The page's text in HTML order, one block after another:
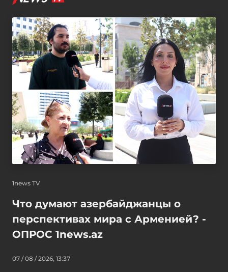
1news TV
Что думают азербайджанцы о
перспективах мира с Арменией? -
ОПРОС 1news.az
07 / 08 / 2026, 13:37